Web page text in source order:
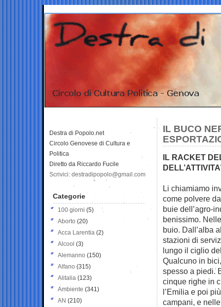
IL BUCO
IL RACKET
Li chiamiamo
come polvere
buie dell’agro-
benissimo.
buio. Dall’alba
stazioni di
lungo il ciglio
Qualcuno in
spesso a piedi.
cinque righe in
l’Emilia e poi
campani, e
Destra di Popolo.net
Circolo Genovese di Cultura e
Politica
Diretto da Riccardo Fucile
Scrivici: destradipopolo@gmail.com
Categorie
100 giorni (5)
Aborto (20)
Acca Larentia (2)
Alcool (3)
Alemanno (150)
Alfano (315)
Alitalia (123)
Ambiente (341)
AN (210)